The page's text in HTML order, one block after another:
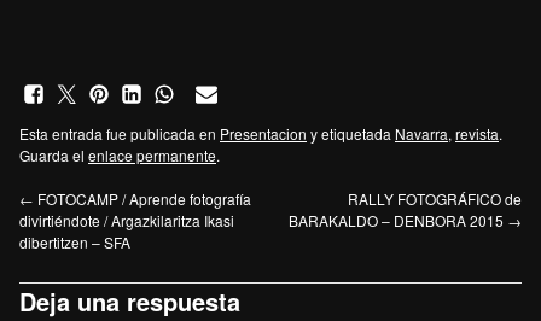
Esta entrada fue publicada en Presentacion y etiquetada Navarra, revista.
Guarda el enlace permanente.
← FOTOCAMP / Aprende fotografía
divirtiéndote / Argazkilaritza Ikasi
dibertitzen – SFA
RALLY FOTOGRÁFICO de
BARAKALDO – DENBORA 2015 →
Deja una respuesta